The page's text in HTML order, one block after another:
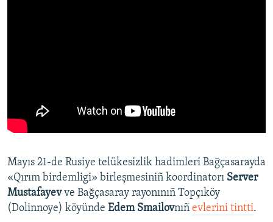
Mayıs 21-de Rusiye telükesizlik hadimleri Bağçasarayda
«Qırım birdemligi» birleşmesiniñ koordinatorı Server
Mustafayevve Bağçasaray rayonınıñ Topçıköy
(Dolinnoye) köyünde Edem Smailovnıñ evlerini tintti.